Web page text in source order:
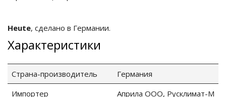
Heute, сделано в Германии.
Характеристики
Страна-производитель
Германия
Импортер
Априла ООО, Русклимат-М